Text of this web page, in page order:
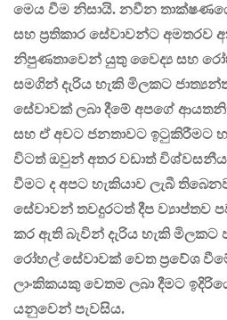
මෙය වීම නිසායි. නවීන
සහ ප්‍රතිකාර සේවාවන්ට අමතරව
නිපුණතාවෙන් යුතු වෛද්‍ය සහ
සමගින් දැරිය හැකි මිලකට
සේවාවක් ලබා දීමේ අපගේ
සහ ඒ අවට ජනතාවට ඉටුකිරීමට
විටත් ඔවුන් අතර වඩාත්
වීමට ද අපට හැකියාව ලැබී
සේවාවන් තවදුරටත් දීප ව්‍යාප්තව
කර ඇති බැවින් දැරිය හැකි මිලකට
රෝහල් සේවාවක් වෙත ප්‍රවේශ
ලාංකිකයකු වෙතම ලබා දීමට
යනුවෙන් පැවසිය.